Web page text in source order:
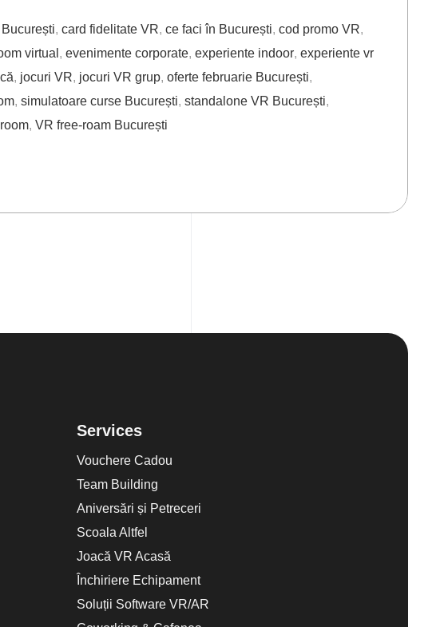
, card fidelitate VR, ce faci în București, cod promo VR,
virtual , evenimente corporate, experiente indoor, experiente vr
, jocuri VR, jocuri VR grup, oferte februarie București,
, simulatoare curse București, standalone VR București,
, VR free-roam București
Services
Vouchere Cadou
Team Building
Aniversări și Petreceri
Scoala Altfel
Joacă VR Acasă
Închiriere Echipament
Soluții Software VR/AR